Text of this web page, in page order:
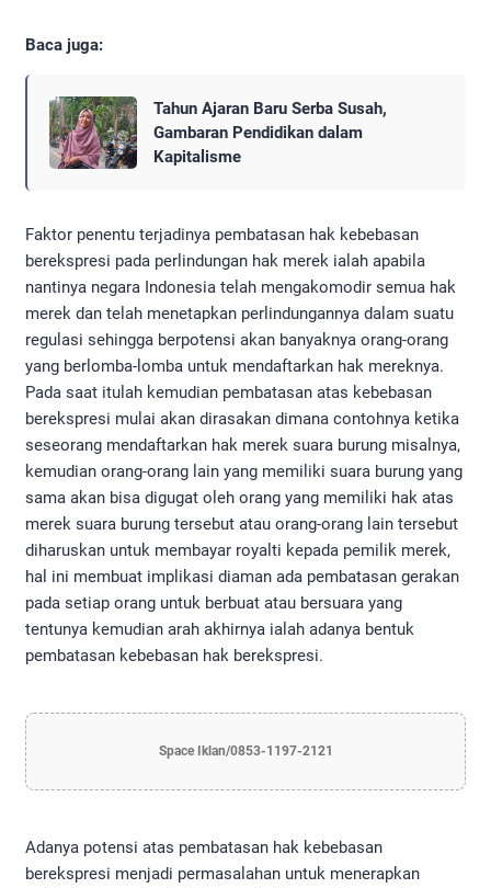
Baca juga:
Tahun Ajaran Baru Serba Susah,
Gambaran Pendidikan dalam
Kapitalisme
Faktor penentu terjadinya pembatasan hak kebebasan
berekspresi pada perlindungan hak merek ialah apabila
nantinya negara Indonesia telah mengakomodir semua hak
merek dan telah menetapkan perlindungannya dalam suatu
regulasi sehingga berpotensi akan banyaknya orang-orang
yang berlomba-lomba untuk mendaftarkan hak mereknya.
Pada saat itulah kemudian pembatasan atas kebebasan
berekspresi mulai akan dirasakan dimana contohnya ketika
seseorang mendaftarkan hak merek suara burung misalnya,
kemudian orang-orang lain yang memiliki suara burung yang
sama akan bisa digugat oleh orang yang memiliki hak atas
merek suara burung tersebut atau orang-orang lain tersebut
diharuskan untuk membayar royalti kepada pemilik merek,
hal ini membuat implikasi diaman ada pembatasan gerakan
pada setiap orang untuk berbuat atau bersuara yang
tentunya kemudian arah akhirnya ialah adanya bentuk
pembatasan kebebasan hak berekspresi.
Space Iklan/0853-1197-2121
Adanya potensi atas pembatasan hak kebebasan
berekspresi menjadi permasalahan untuk menerapkan